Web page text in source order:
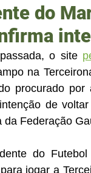
do
o site
na
procurado
de
da Federação
do
jogar a